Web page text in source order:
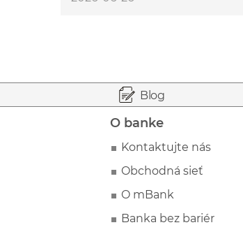
Blog
O banke
Kontaktujte nás
Obchodná sieť
O mBank
Banka bez bariér